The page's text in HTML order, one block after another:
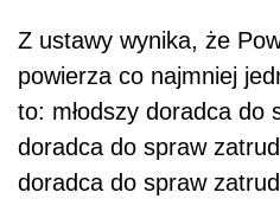
Z ustawy wynika, że
powierza co najmniej
to: młodszy doradca do
doradca do spraw
doradca do spraw